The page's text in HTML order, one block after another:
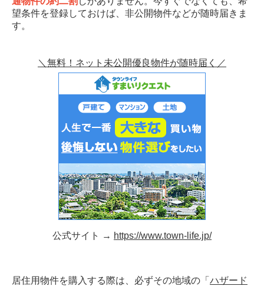
望条件を登録しておけば、非公開物件などが随時届きま
す。
＼無料！ネット未公開優良物件が随時届く／
公式サイト → https://www.town-life.jp/
居住用物件を購入する際は、必ずその地域の「 ハザード